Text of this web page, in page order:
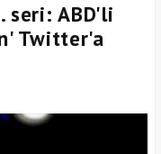
seri: ABD'li
Twitter'a